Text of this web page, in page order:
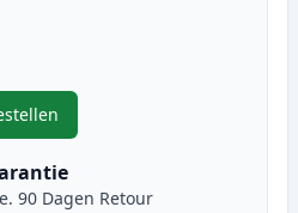
aan te passen
,5 stuks Canon FX-10
90 Dagen Retour